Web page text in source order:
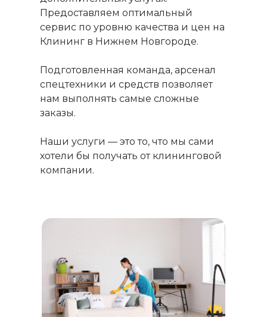
Предоставляем оптимальный
сервис по уровню качества и цен на
Клининг в Нижнем Новгороде.
Подготовленная команда, арсенал
спецтехники и средств позволяет
нам выполнять самые сложные
заказы.
Наши услуги — это то, что мы сами
хотели бы получать от клининговой
компании.